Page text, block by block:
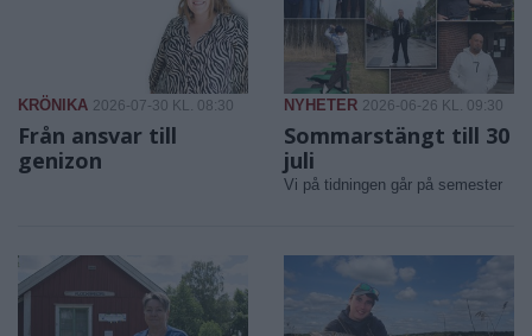
KRÖNIKA 2026-07-30 KL. 08:30
Från ansvar till
genizon
NYHETER 2026-06-26 KL. 09:30
Sommarstängt till 30
juli
Vi på tidningen går på semester